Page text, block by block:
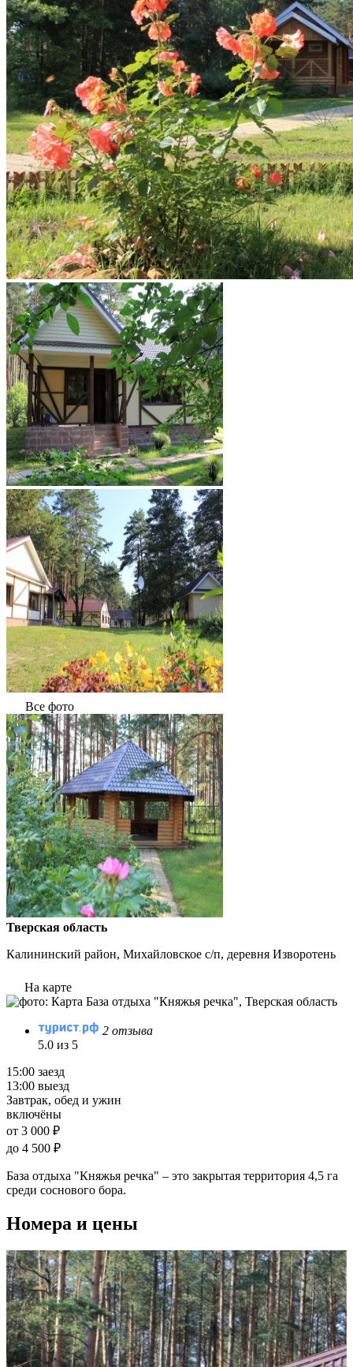
Все фото
Тверская область
Калининский район, Михайловское с/п, деревня Изворотень
На карте
2 отзыва
5.0 из 5
15:00 заезд
13:00 выезд
Завтрак, обед и ужин
включёны
от 3 000 ₽
до 4 500 ₽
База отдыха "Княжья речка" – это закрытая территория 4,5 га
среди соснового бора.
Номера и цены